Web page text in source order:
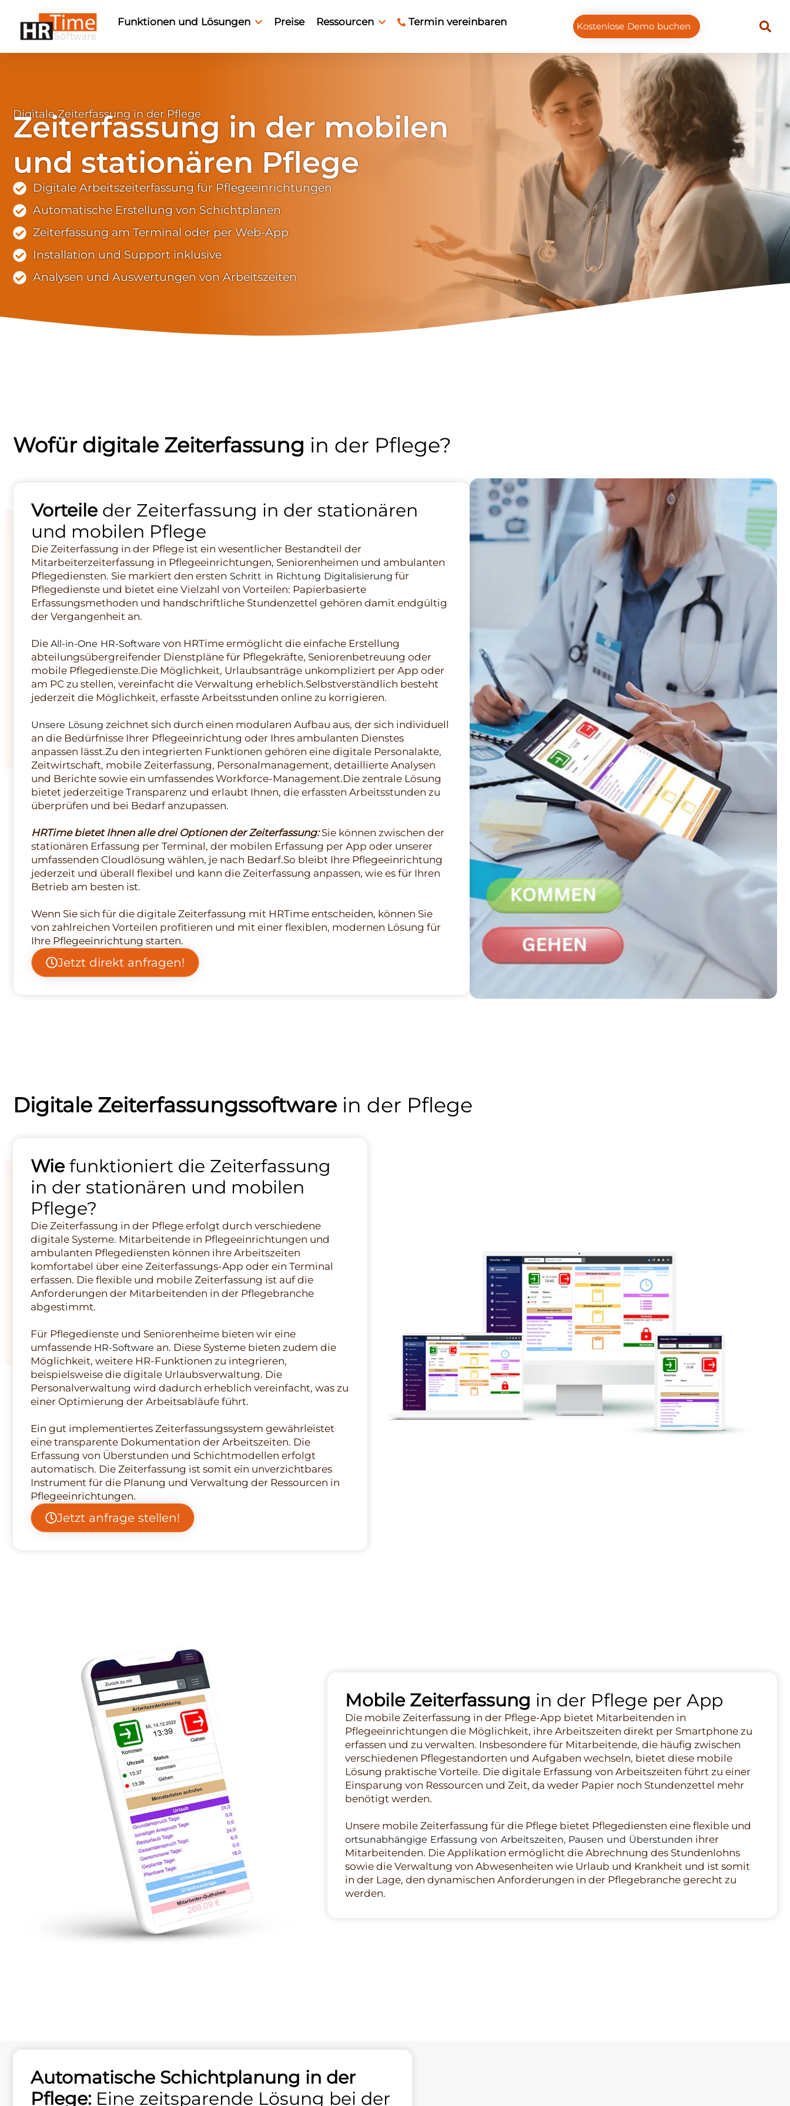
Funktionen und Lösungen Preise Ressourcen Termin vereinbaren Kostenlose Demo buchen
Digitale Zeiterfassung in der Pflege
Zeiterfassung in der mobilen
und stationären Pflege
Digitale Arbeitszeiterfassung für Pflegeeinrichtungen
Automatische Erstellung von Schichtplänen
Zeiterfassung am Terminal oder per Web-App
Installation und Support inklusive
Analysen und Auswertungen von Arbeitszeiten
Wofür digitale Zeiterfassung in der Pflege?
Vorteileder Zeiterfassung in der stationären
und mobilen Pflege
Die Zeiterfassung in der Pflege ist ein wesentlicher Bestandteil der
Mitarbeiterzeiterfassung in Pflegeeinrichtungen, Seniorenheimen und ambulanten
Pflegediensten. Sie markiert den ersten Schritt in Richtung Digitalisierung für
Pflegedienste und bietet eine Vielzahl von Vorteilen: Papierbasierte
Erfassungsmethoden und handschriftliche Stundenzettel gehören damit endgültig
der Vergangenheit an.
Die All-in-One HR-Software von HRTime ermöglicht die einfache Erstellung
abteilungsübergreifender Dienstpläne für Pflegekräfte, Seniorenbetreuung oder
mobile Pflegedienste.Die Möglichkeit, Urlaubsanträge unkompliziert per App oder
am PC zu stellen, vereinfacht die Verwaltung erheblich.Selbstverständlich besteht
jederzeit die Möglichkeit, erfasste Arbeitsstunden online zu korrigieren.
Unsere Lösung zeichnet sich durch einen modularen Aufbau aus, der sich individuell
an die Bedürfnisse Ihrer Pflegeeinrichtung oder Ihres ambulanten Dienstes
anpassen lässt.Zu den integrierten Funktionen gehören eine digitale Personalakte,
Zeitwirtschaft, mobile Zeiterfassung, Personalmanagement, detaillierte Analysen
und Berichte sowie ein umfassendes Workforce-Management.Die zentrale Lösung
bietet jederzeitige Transparenz und erlaubt Ihnen, die erfassten Arbeitsstunden zu
überprüfen und bei Bedarf anzupassen.
HRTime bietet Ihnen alle drei Optionen der Zeiterfassung:Sie können zwischen der
stationären Erfassung per Terminal, der mobilen Erfassung per App oder unserer
umfassenden Cloudlösung wählen, je nach Bedarf.So bleibt Ihre Pflegeeinrichtung
jederzeit und überall flexibel und kann die Zeiterfassung anpassen, wie es für Ihren
Betrieb am besten ist.
Wenn Sie sich für die digitale Zeiterfassung mit HRTime entscheiden, können Sie
von zahlreichen Vorteilen profitieren und mit einer flexiblen, modernen Lösung für
Ihre Pflegeeinrichtung starten.
Jetzt direkt anfragen!
Digitale Zeiterfassungssoftware in der Pflege
Wie funktioniert die Zeiterfassung
in der stationären und mobilen
Pflege?
Die Zeiterfassung in der Pflege erfolgt durch verschiedene
digitale Systeme. Mitarbeitende in Pflegeeinrichtungen und
ambulanten Pflegediensten können ihre Arbeitszeiten
komfortabel über eine Zeiterfassungs-App oder ein Terminal
erfassen. Die flexible und mobile Zeiterfassung ist auf die
Anforderungen der Mitarbeitenden in der Pflegebranche
abgestimmt.
Für Pflegedienste und Seniorenheime bieten wir eine
umfassende HR-Software an. Diese Systeme bieten zudem die
Möglichkeit, weitere HR-Funktionen zu integrieren,
beispielsweise die digitale Urlaubsverwaltung. Die
Personalverwaltung wird dadurch erheblich vereinfacht, was zu
einer Optimierung der Arbeitsabläufe führt.
Ein gut implementiertes Zeiterfassungssystem gewährleistet
eine transparente Dokumentation der Arbeitszeiten. Die
Erfassung von Überstunden und Schichtmodellen erfolgt
automatisch. Die Zeiterfassung ist somit ein unverzichtbares
Instrument für die Planung und Verwaltung der Ressourcen in
Pflegeeinrichtungen.
Jetzt anfrage stellen!
Mobile Zeiterfassung in der Pflege per App
Die mobile Zeiterfassung in der Pflege-App bietet Mitarbeitenden in
Pflegeeinrichtungen die Möglichkeit, ihre Arbeitszeiten direkt per Smartphone zu
erfassen und zu verwalten. Insbesondere für Mitarbeitende, die häufig zwischen
verschiedenen Pflegestandorten und Aufgaben wechseln, bietet diese mobile
Lösung praktische Vorteile. Die digitale Erfassung von Arbeitszeiten führt zu einer
Einsparung von Ressourcen und Zeit, da weder Papier noch Stundenzettel mehr
benötigt werden.
Unsere mobile Zeiterfassung für die Pflege bietet Pflegediensten eine flexible und
ortsunabhängige Erfassung von Arbeitszeiten, Pausen und Überstunden ihrer
Mitarbeitenden. Die Applikation ermöglicht die Abrechnung des Stundenlohns
sowie die Verwaltung von Abwesenheiten wie Urlaub und Krankheit und ist somit
in der Lage, den dynamischen Anforderungen in der Pflegebranche gerecht zu
werden.
Automatische Schichtplanung in der
Pflege: Eine zeitsparende Lösung bei der